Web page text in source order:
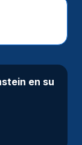
en su